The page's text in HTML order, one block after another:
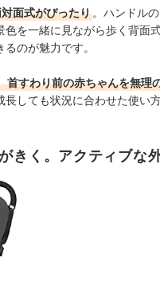
面式がぴったり 。ハンドル
を一緒に見ながら歩く背面
のが魅力です。
首すわり前の赤ちゃんを無理
しても状況に合わせた使い
きく。アクティブな